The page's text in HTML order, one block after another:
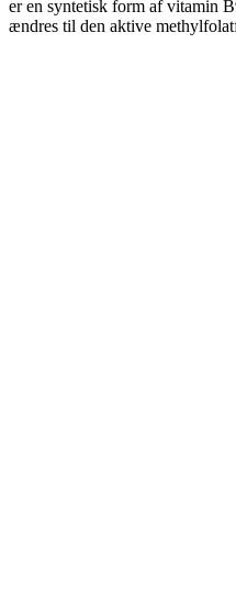
er en syntetisk form af vitamin
ændres til den aktive